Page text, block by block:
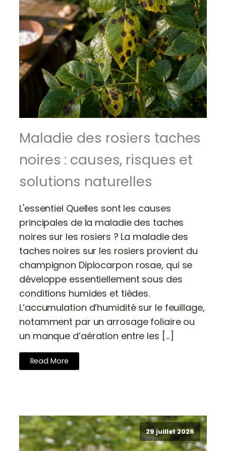
Maladie des rosiers taches
noires : causes, risques et
solutions naturelles
L'essentiel Quelles sont les causes
principales de la maladie des taches
noires sur les rosiers ? La maladie des
taches noires sur les rosiers provient du
champignon Diplocarpon rosae, qui se
développe essentiellement sous des
conditions humides et tièdes.
L’accumulation d’humidité sur le feuillage,
notamment par un arrosage foliaire ou
un manque d’aération entre les […]
Read More
29 juillet 2026